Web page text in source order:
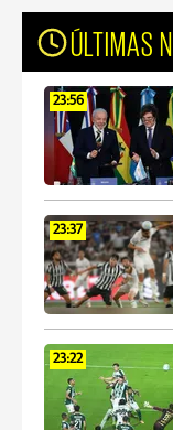
ÚLTIMAS
23:56
23:37
23:22